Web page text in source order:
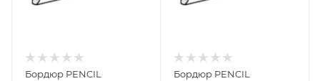
Бордюр PENCIL
Бордюр PENCIL